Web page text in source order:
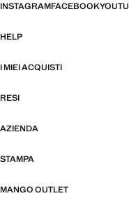
INSTAGRAMFACEBOOK
HELP
I MIEI ACQUISTI
RESI
AZIENDA
STAMPA
MANGO OUTLET